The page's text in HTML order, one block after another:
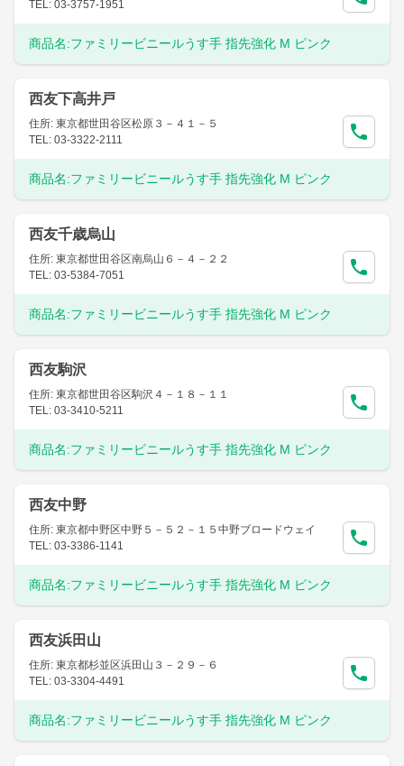
TEL: 03-3757-1951
商品名:ファミリービニールうす手 指先強化 M ピンク
西友下高井戸
住所: 東京都世田谷区松原３－４１－５
TEL: 03-3322-2111
商品名:ファミリービニールうす手 指先強化 M ピンク
西友千歳烏山
住所: 東京都世田谷区南烏山６－４－２２
TEL: 03-5384-7051
商品名:ファミリービニールうす手 指先強化 M ピンク
西友駒沢
住所: 東京都世田谷区駒沢４－１８－１１
TEL: 03-3410-5211
商品名:ファミリービニールうす手 指先強化 M ピンク
西友中野
住所: 東京都中野区中野５－５２－１５中野ブロードウェイ
TEL: 03-3386-1141
商品名:ファミリービニールうす手 指先強化 M ピンク
西友浜田山
住所: 東京都杉並区浜田山３－２９－６
TEL: 03-3304-4491
商品名:ファミリービニールうす手 指先強化 M ピンク